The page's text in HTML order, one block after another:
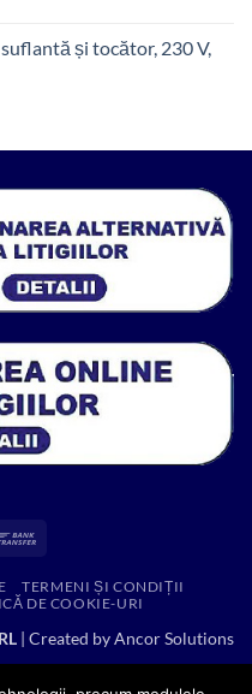
989.00 lei.și tocător, 230 V,
TERMENI ȘI CONDIȚII
DE COOKIE-URI
| Created byAncor Solutions